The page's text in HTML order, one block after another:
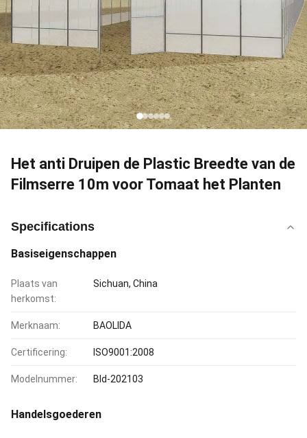
Het anti Druipen de Plastic Breedte van de
Filmserre 10m voor Tomaat het Planten
Specifications
Basiseigenschappen
Plaats van
herkomst:
Sichuan, China
Merknaam: BAOLIDA
Certificering: ISO9001:2008
Modelnummer: Bld-202103
Handelsgoederen